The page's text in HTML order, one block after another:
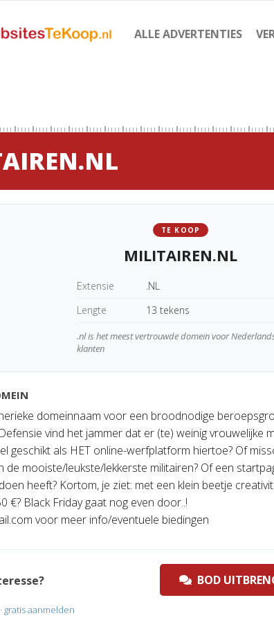
ALLE ADVERTENTIES
TE KOOP
MILITAIREN.NL
Extensie
.NL
Lengte
13 tekens
.nl is het meest vertrouwde domein voor
klanten
domeinnaam voor een broodnodige
vind het jammer dat er (te) weinig vrouwelijke
geschikt als HET online-werfplatform hiertoe? Of
de mooiste/leukste/lekkerste militairen? Of een
heeft? Kortom, je ziet: met een klein beetje
€? Black Friday gaat nog even door..!
voor meer info/eventuele biedingen
BOD
gratis aanmelden